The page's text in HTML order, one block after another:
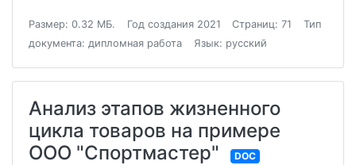
Размер: 0.32 МБ. Год создания 2021 Страниц: 71
Тип
документа: дипломная работа
Язык: русский
Анализ этапов жизненного
цикла товаров на примере
ООО "Спортмастер"
DOC